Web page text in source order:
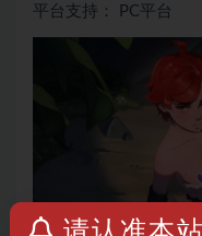
平台支持： PC平台